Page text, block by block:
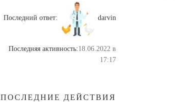
Последний ответ: darvin
Последняя активность:18.06.2022 в
17:17
ПОСЛЕДНИЕ ДЕЙСТВИЯ